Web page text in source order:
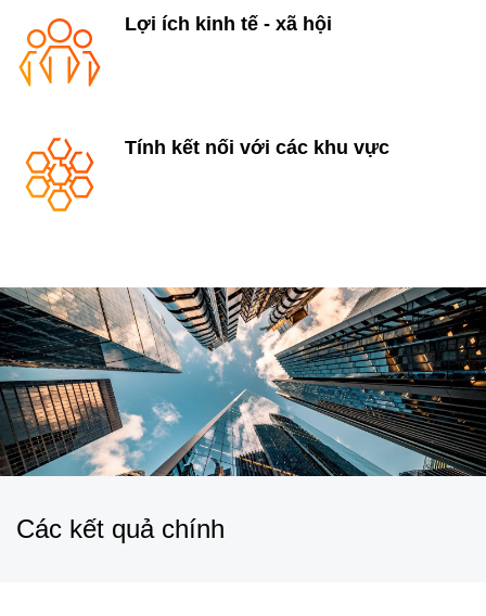
Lợi ích kinh tế - xã hội
Tính kết nối với các khu vực
Các kết quả chính